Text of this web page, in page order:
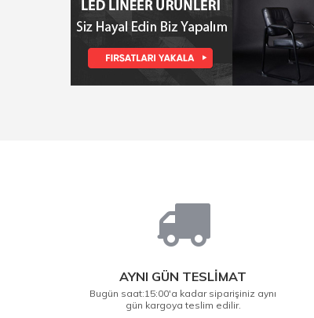
AYNI GÜN TESLİMAT
Bugün saat:15:00'a kadar siparişiniz aynı
gün kargoya teslim edilir.